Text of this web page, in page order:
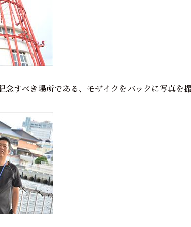
念すべき場所である、モザイクをバックに写真を